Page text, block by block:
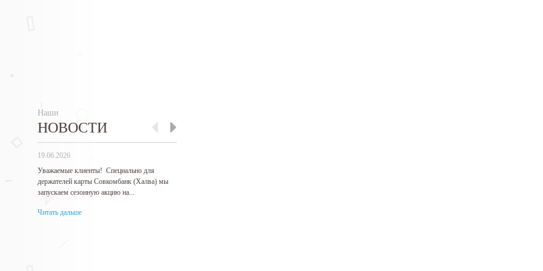
Наши
НОВОСТИ
19.06.2026
Уважаемые клиенты! Специально для
держателей карты Совкомбанк (Халва) мы
запускаем сезонную акцию на...
Читать дальше